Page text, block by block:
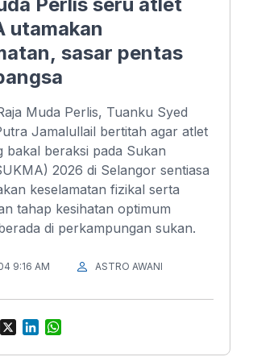
Perlis seru atlet
utamakan
sasar pentas
Muda Perlis, Tuanku Syed
Jamalullail bertitah agar atlet
bakal beraksi pada Sukan
2026 di Selangor sentiasa
keselamatan fizikal serta
tahap kesihatan optimum
di perkampungan sukan.
9:16 AM ASTRO AWANI